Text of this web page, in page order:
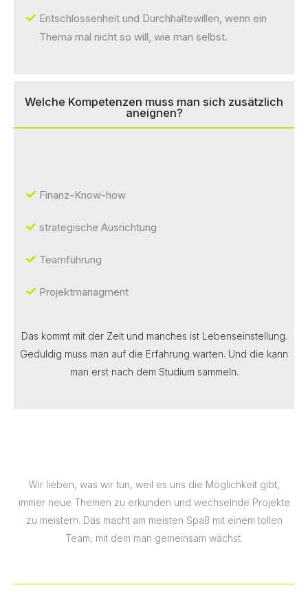
Entschlossenheit und Durchhaltewillen, wenn ein
Thema mal nicht so will, wie man selbst.
Welche Kompetenzen muss man sich zusätzlich
aneignen?
Finanz-Know-how
strategische Ausrichtung
Teamführung
Projektmanagment
Das kommt mit der Zeit und manches ist Lebenseinstellung.
Geduldig muss man auf die Erfahrung warten. Und die kann
man erst nach dem Studium sammeln.
Wir lieben, was wir tun, weil es uns die Möglichkeit gibt,
immer neue Themen zu erkunden und wechselnde Projekte
zu meistern. Das macht am meisten Spaß mit einem tollen
Team, mit dem man gemeinsam wächst.